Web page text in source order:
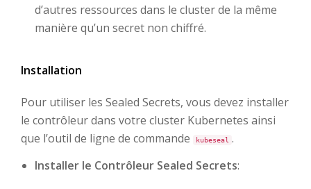
d’autres ressources dans le cluster de la même
manière qu’un secret non chiffré.
Installation
Pour utiliser les Sealed Secrets, vous devez installer
le contrôleur dans votre cluster Kubernetes ainsi
que l’outil de ligne de commande
kubeseal .
Installer le Contrôleur Sealed Secrets: